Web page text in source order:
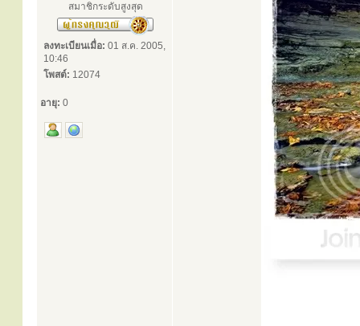
สมาชิกระดับสูงสุด
ลงทะเบียนเมื่อ: 01 ส.ค. 2005,
10:46
โพสต์: 12074
อายุ: 0